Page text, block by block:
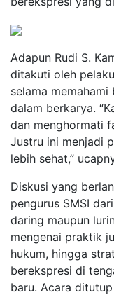
Adapun Rudi S.
ditakuti oleh
selama
dalam berkarya.
dan menghormati
Justru ini menjadi
lebih sehat,”
Diskusi yang
pengurus SMSI
daring maupun
mengenai praktik
hukum, hingga
berekspresi di
baru. Acara